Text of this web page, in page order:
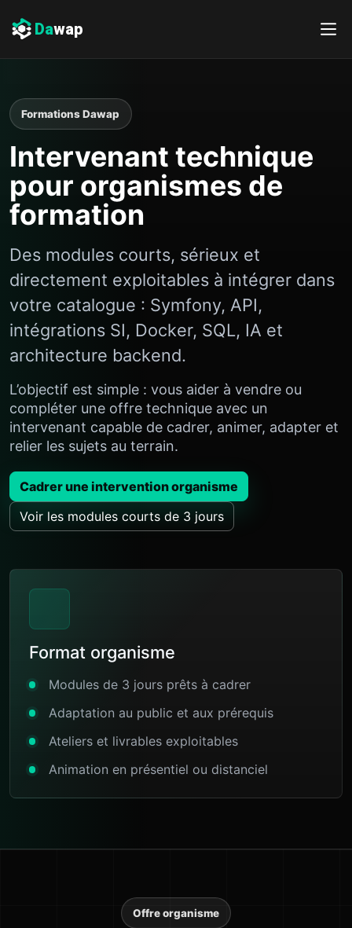
Dawap
Formations Dawap
Intervenant technique
pour organismes de
formation
Des modules courts, sérieux et
directement exploitables à intégrer dans
votre catalogue : Symfony, API,
intégrations SI, Docker, SQL, IA et
architecture backend.
L’objectif est simple : vous aider à vendre ou
compléter une offre technique avec un
intervenant capable de cadrer, animer, adapter et
relier les sujets au terrain.
Cadrer une intervention organisme
Voir les modules courts de 3 jours
Format organisme
Modules de 3 jours prêts à cadrer
Adaptation au public et aux prérequis
Ateliers et livrables exploitables
Animation en présentiel ou distanciel
Offre organisme